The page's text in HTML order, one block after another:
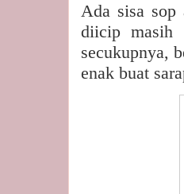
Ada sisa sop
diicip masih
secukupnya,
enak buat